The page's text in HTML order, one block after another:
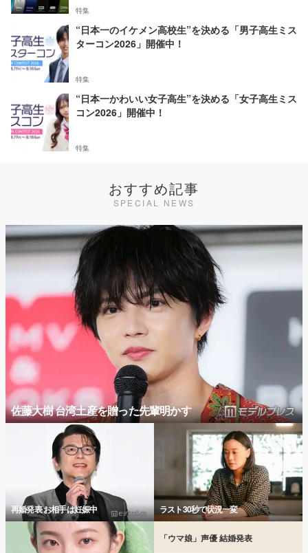
特集
“日本一のイケメン高校生”を決める「男子高生ミス
ターコン2026」開催中！
特集
“日本一かわいい女子高生”を決める「女子高生ミス
コン2026」開催中！
特集
おすすめ記事
SPECIAL NEWS
佐藤大樹 台湾土産を贈った先輩明かす
再婚発表 お相手は妊娠中 ラスト30秒で状況一変
「ウマ娘」声優 結婚発表